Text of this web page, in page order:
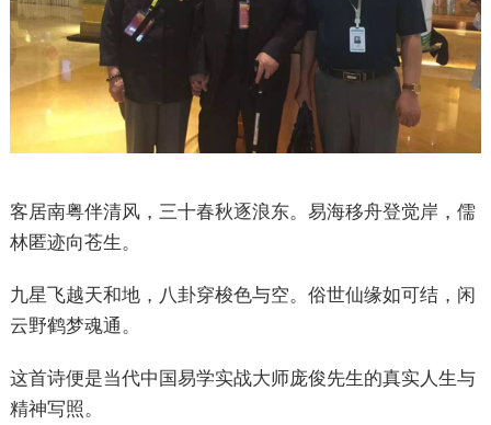
客居南粤伴清风，三十春秋逐浪东。易海移舟登觉岸，儒
林匿迹向苍生。
九星飞越天和地，八卦穿梭色与空。俗世仙缘如可结，闲
云野鹤梦魂通。
这首诗便是当代中国易学实战大师庞俊先生的真实人生与
精神写照。